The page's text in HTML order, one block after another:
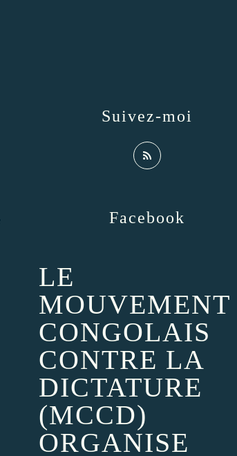
Suivez-moi
Facebook
LE
MOUVEMENT
CONGOLAIS
CONTRE LA
DICTATURE
(MCCD)
ORGANISE